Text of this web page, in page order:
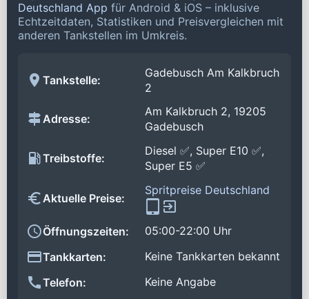
Deutschland App für Android & iOS – inklusive
Echtzeitdaten, Statistiken und Preisvergleichen mit
anderen Tankstellen im Umkreis.
Tankstelle:
Gadebusch Am Kalkbruch
2
Adresse:
Am Kalkbruch 2, 19205
Gadebusch
Treibstoffe:
Diesel ✅, Super E10 ✅,
Super E5 ✅
Aktuelle Preise:
Spritpreise Deutschland
Öffnungszeiten:
05:00-22:00 Uhr
Tankkarten:
Keine Tankkarten bekannt
Telefon:
Keine Angabe